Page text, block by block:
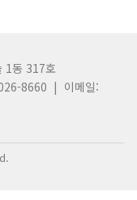
1동 317호
8660 | 이메일: